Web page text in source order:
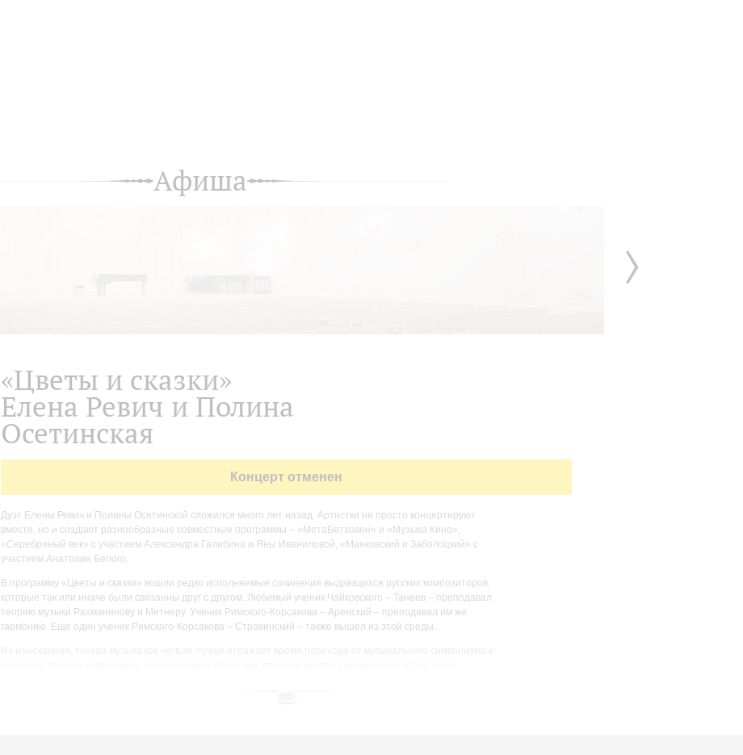
Афиша
«Цветы и сказки»
Елена Ревич и Полина
Осетинская
Концерт отменен
Дуэт Елены Ревич и Полины Осетинской сложился много лет назад. Артистки не просто концертируют
вместе, но и создают разнообразные совместные программы – «МетаБетховен» и «Музыка Кино»,
«Серебряный век» с участием Александра Галибина и Яны Иваниловой, «Маяковский и Заболоцкий» с
участием Анатолия Белого.
В программу «Цветы и сказки» вошли редко исполняемые сочинения выдающихся русских композиторов,
которые так или иначе были связанны друг с другом. Любимый ученик Чайковского – Танеев – преподавал
теорию музыки Рахманинову и Метнеру. Ученик Римского-Корсакова – Аренский – преподавал им же
гармонию. Еще один ученик Римского-Корсакова – Стравинский – также вышел из этой среды.